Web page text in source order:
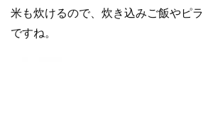
米も炊けるので、炊き込みご飯やピ
ですね。